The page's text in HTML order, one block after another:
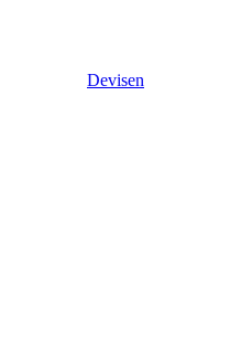
Devisen